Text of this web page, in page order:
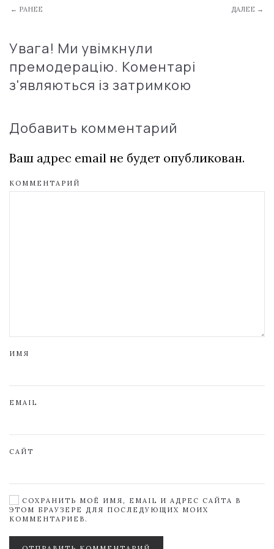
← РАНЕЕ ДАЛЕЕ →
Увага! Ми увімкнули
премодерацію. Коментарі
з'являються із затримкою
Добавить комментарий
Ваш адрес email не будет опубликован.
КОММЕНТАРИЙ
ИМЯ
EMAIL
САЙТ
СОХРАНИТЬ МОЁ ИМЯ, EMAIL И АДРЕС САЙТА В
ЭТОМ БРАУЗЕРЕ ДЛЯ ПОСЛЕДУЮЩИХ МОИХ
КОММЕНТАРИЕВ.